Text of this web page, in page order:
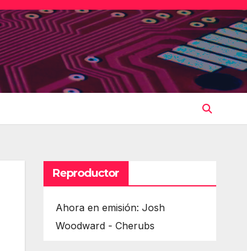
Reproductor
Ahora en emisión: Josh
Woodward - Cherubs